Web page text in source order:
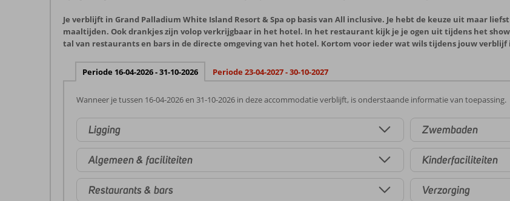
Je verblijft in Grand Palladium White Island Resort & Spa op basis van All inclusive. Je hebt de keuze uit maar
maaltijden. Ook drankjes zijn volop verkrijgbaar in het hotel. In het restaurant kijk je je ogen uit tijdens het
tal van restaurants en bars in de directe omgeving van het hotel. Kortom voor ieder wat wils tijdens jouw verblijf
Periode 16-04-2026 - 31-10-2026 Periode 23-04-2027 - 30-10-2027
Wanneer je tussen 16-04-2026 en 31-10-2026 in deze accommodatie verblijft, is onderstaande informatie van toepassing.
Ligging
Algemeen & faciliteiten
Restaurants & bars
Zwembaden
Kinderfaciliteiten
Verzorging